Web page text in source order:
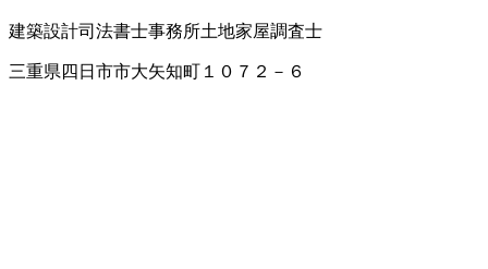
建築設計司法書士事務所土地家屋調査士
三重県四日市市大矢知町１０７２－６